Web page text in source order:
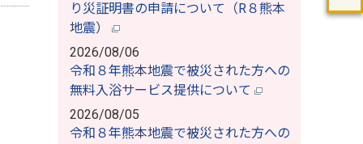
り災証明書の申請について（R８熊本
地震）
2026/08/06
令和８年熊本地震で被災された方への
無料入浴サービス提供について
2026/08/05
令和８年熊本地震で被災された方への